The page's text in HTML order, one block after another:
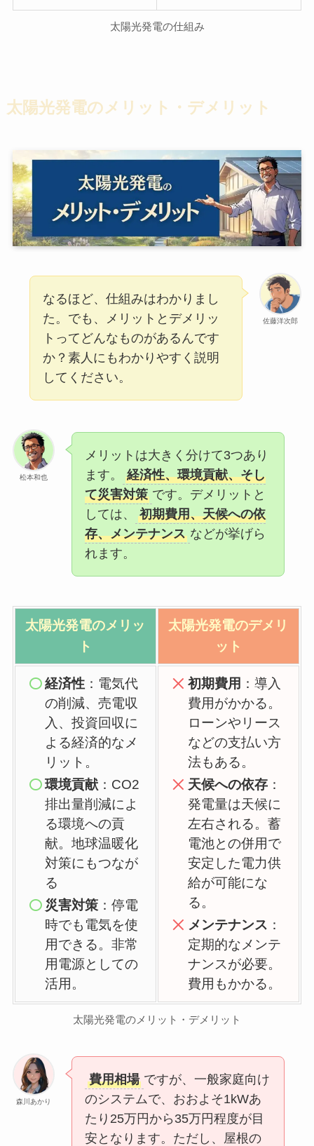
太陽光発電の仕組み
太陽光発電のメリット・デメリット
佐藤洋次郎
なるほど、仕組みはわかりまし
た。でも、メリットとデメリッ
トってどんなものがあるんです
か？素人にもわかりやすく説明
してください。
松本和也
メリットは大きく分けて3つあり
ます。
経済性、環境貢献、そし
て災害対策 です。デメリットと
しては、
初期費用、天候への依
存、メンテナンス などが挙げら
れます。
太陽光発電のメリッ
ト
太陽光発電のデメリ
ット
経済性 ：電気代
の削減、売電収
入、投資回収に
よる経済的なメ
リット。
環境貢献 ：CO2
排出量削減によ
る環境への貢
献。地球温暖化
対策にもつなが
る
災害対策 ：停電
時でも電気を使
用できる。非常
用電源としての
活用。
初期費用 ：導入
費用がかかる。
ローンやリース
などの支払い方
法もある。
天候への依存 ：
発電量は天候に
左右される。蓄
電池との併用で
安定した電力供
給が可能にな
る。
メンテナンス ：
定期的なメンテ
ナンスが必要。
費用もかかる。
太陽光発電のメリット・デメリット
森川あかり
費用相場 ですが、一般家庭向け
のシステムで、おおよそ1kWあ
たり25万円から35万円程度が目
安となります。ただし、屋根の